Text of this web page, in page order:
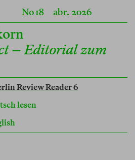
No 18 abr. 2026
– Editorial zum
Review Reader 6
lesen